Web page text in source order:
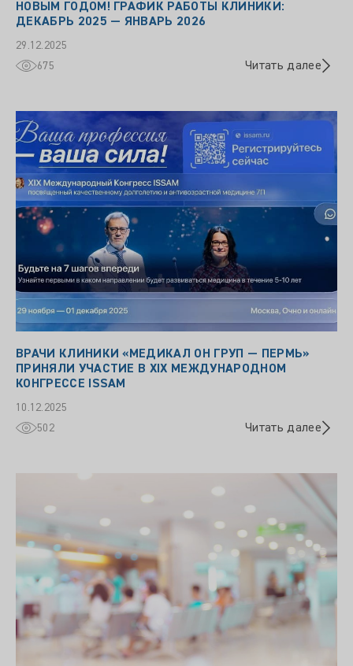
НОВЫМ ГОДОМ! ГРАФИК РАБОТЫ КЛИНИКИ:
ДЕКАБРЬ 2025 — ЯНВАРЬ 2026
29.12.2025
675
Читать далее
ВРАЧИ КЛИНИКИ «МЕДИКАЛ ОН ГРУП — ПЕРМЬ»
ПРИНЯЛИ УЧАСТИЕ В XIX МЕЖДУНАРОДНОМ
КОНГРЕССЕ ISSAM
10.12.2025
502
Читать далее